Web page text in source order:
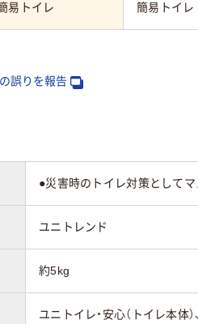
易トイレ 簡易トイレ
誤りを報告
●災害時のトイレ対策として
ユニトレンド
約5kg
ユニトイレ・安心（トイレ本体